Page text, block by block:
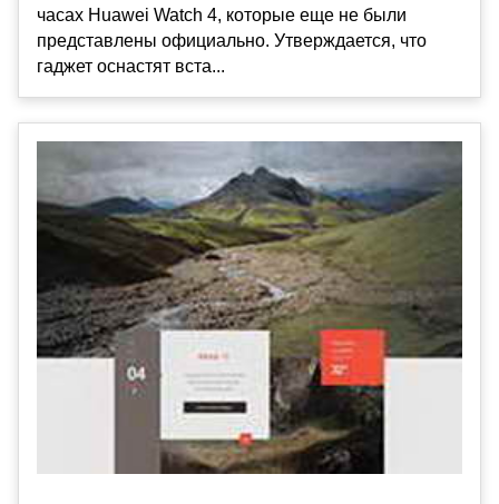
часах Huawei Watch 4, которые еще не были
представлены официально. Утверждается, что
гаджет оснастят вста...